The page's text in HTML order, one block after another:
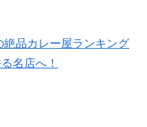
絶品カレー屋ランキング
名店へ！